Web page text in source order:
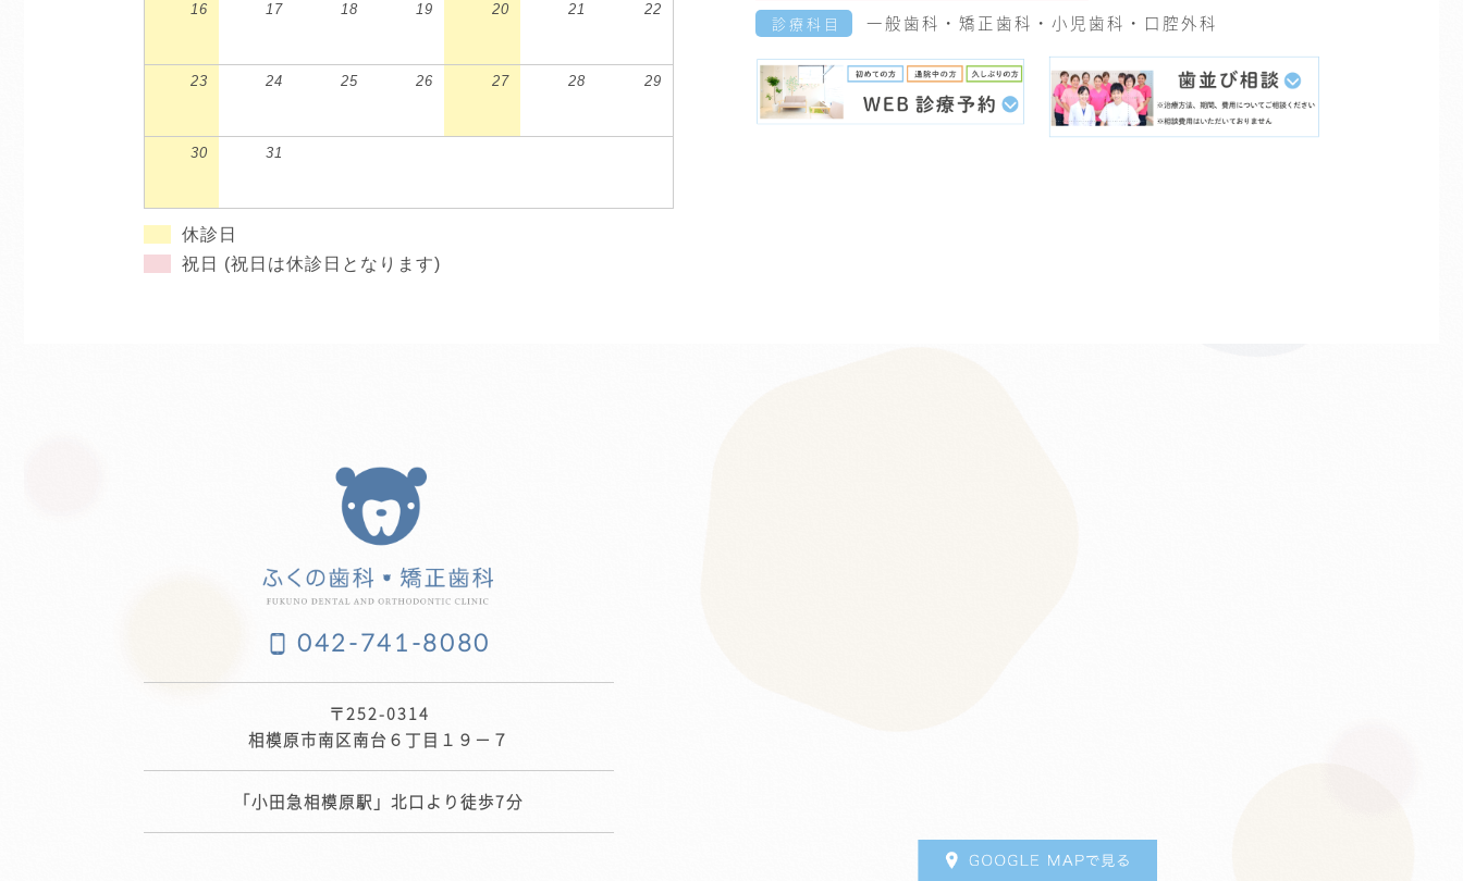
16 17 18 19 20 21 22
23 24 25 26 27 28 29
30 31
休診日
祝日 (祝日は休診日となります)
診療科目 一般歯科・矯正歯科・小児歯科・口腔外科
042-741-8080
〒252-0314
相模原市南区南台６丁目１９−７
「小田急相模原駅」北口より徒歩7分